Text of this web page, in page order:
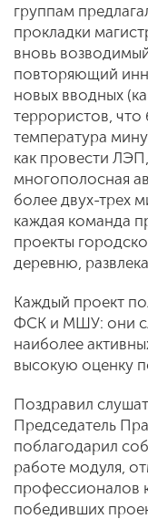
группам
прокладки
вновь
повторяющий
новых вводных
террористов, что
температура
как провести
многополосная
более двух-трех
каждая команда
проекты
деревню,
Каждый проект
ФСК и МШУ: они
наиболее
высокую оценку
Поздравил
Председатель
поблагодарил
работе модуля,
профессионалов
победивших